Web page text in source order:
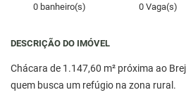
0 banheiro(s) 0 Vaga(s)
DESCRIÇÃO DO IMÓVEL
Chácara de 1.147,60 m² próxima ao
quem busca um refúgio na zona rural.